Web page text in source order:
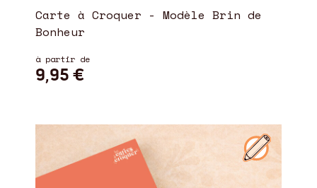
Carte à Croquer - Modèle Brin de
Bonheur
à partir de
9,95 €